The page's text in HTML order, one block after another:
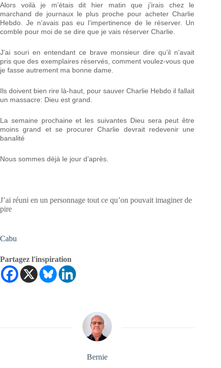
Alors voilà je m’étais dit hier matin que j’irais chez le
marchand de journaux le plus proche pour acheter Charlie
Hebdo. Je n’avais pas eu l’impertinence de le réserver. Un
comble pour moi de se dire que je vais réserver Charlie.
J’ai souri en entendant ce brave monsieur dire qu’il n’avait
pris que des exemplaires réservés, comment voulez-vous que
je fasse autrement ma bonne dame.
Ils doivent bien rire là-haut, pour sauver Charlie Hebdo il fallait
un massacre: Dieu est grand.
La semaine prochaine et les suivantes Dieu sera peut être
moins grand et se procurer Charlie devrait redevenir une
banalité
Nous sommes déjà le jour d’après.
J’ai réuni en un personnage tout ce qu’on pouvait imaginer de
pire
Cabu
Partagez l'inspiration
Bernie